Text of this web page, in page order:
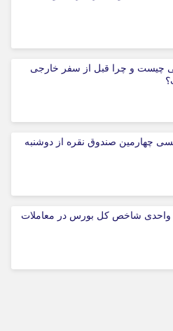
چیست و چرا قبل از سفر خارجی
چهارمین صندوق نقره از دوشنبه
هزار واحدی شاخص کل بورس در معاملات